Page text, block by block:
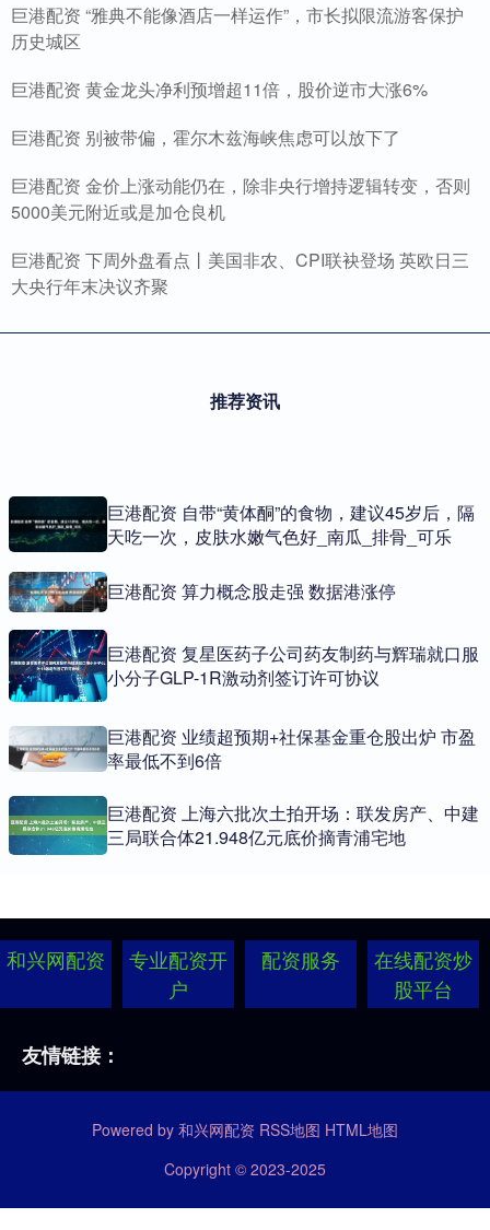
巨港配资 “雅典不能像酒店一样运作”，市长拟限流游客保护
历史城区
巨港配资 黄金龙头净利预增超11倍，股价逆市大涨6%
巨港配资 别被带偏，霍尔木兹海峡焦虑可以放下了
巨港配资 金价上涨动能仍在，除非央行增持逻辑转变，否则
5000美元附近或是加仓良机
巨港配资 下周外盘看点丨美国非农、CPI联袂登场 英欧日三
大央行年末决议齐聚
推荐资讯
巨港配资 自带“黄体酮”的食物，建议45岁后，隔
天吃一次，皮肤水嫩气色好_南瓜_排骨_可乐
巨港配资 算力概念股走强 数据港涨停
巨港配资 复星医药子公司药友制药与辉瑞就口服
小分子GLP-1R激动剂签订许可协议
巨港配资 业绩超预期+社保基金重仓股出炉 市盈
率最低不到6倍
巨港配资 上海六批次土拍开场：联发房产、中建
三局联合体21.948亿元底价摘青浦宅地
和兴网配资
专业配资开
户
配资服务
在线配资炒
股平台
友情链接：
Powered by 和兴网配资 RSS地图 HTML地图
Copyright © 2023-2025